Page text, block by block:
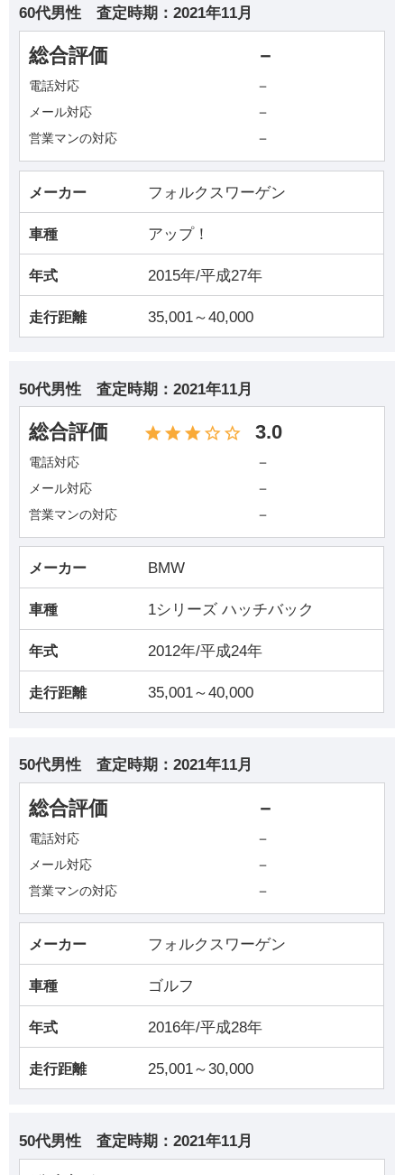
60代男性 査定時期： 2021年11月
総合評価 －
電話対応 －
メール対応 －
営業マンの対応 －
メーカー フォルクスワーゲン
車種 アップ！
年式 2015年/平成27年
走行距離 35,001～40,000
50代男性 査定時期： 2021年11月
総合評価 3.0
電話対応 －
メール対応 －
営業マンの対応 －
メーカー BMW
車種 1シリーズ ハッチバック
年式 2012年/平成24年
走行距離 35,001～40,000
50代男性 査定時期： 2021年11月
総合評価 －
電話対応 －
メール対応 －
営業マンの対応 －
メーカー フォルクスワーゲン
車種 ゴルフ
年式 2016年/平成28年
走行距離 25,001～30,000
50代男性 査定時期： 2021年11月